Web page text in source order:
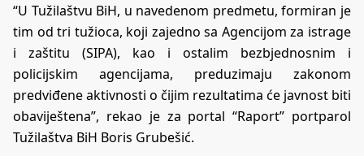
“U Tužilaštvu BiH, u navedenom predmetu, formiran je
tim od tri tužioca, koji zajedno sa Agencijom za istrage
i zaštitu (SIPA), kao i ostalim bezbjednosnim i
policijskim agencijama, preduzimaju zakonom
predviđene aktivnosti o čijim rezultatima će javnost biti
obaviještena”, rekao je za portal“Raport” portparol
Tužilaštva BiH Boris Grubešić.